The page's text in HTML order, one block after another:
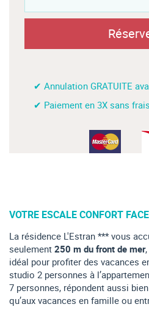
VOTRE ESCALE CONFORT
La résidence L'Estran *** vous
seulement 250 m du front de mer
idéal pour profiter des vacances
studio 2 personnes à
7 personnes, répondent aussi
qu’aux vacances en famille ou
✔ Annulation GRATUITE
✔ Paiement en 3X sans frais